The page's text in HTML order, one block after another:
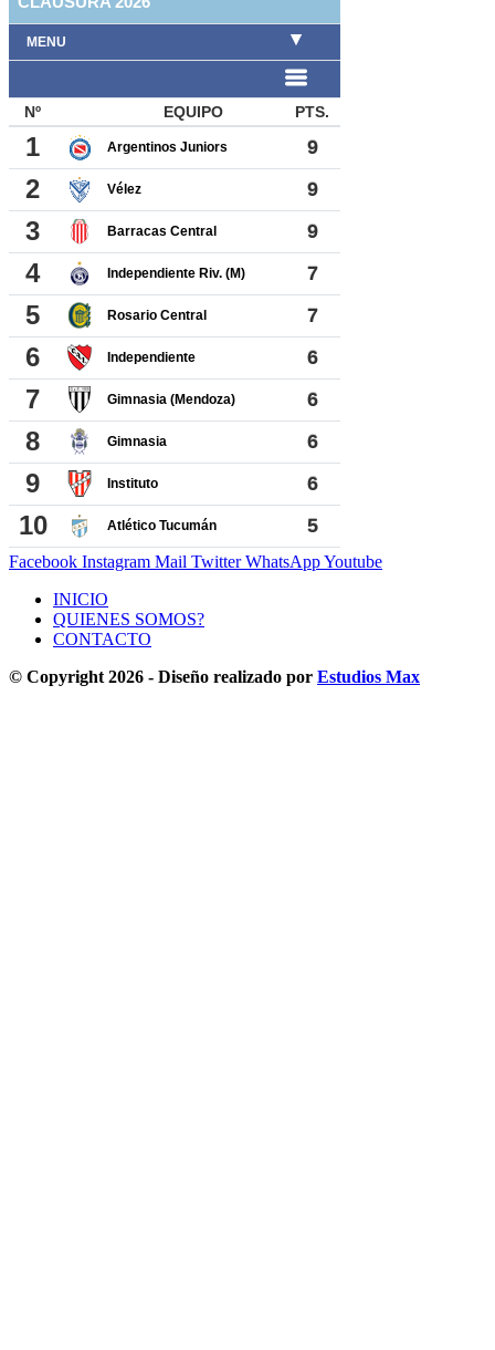
Facebook Instagram Mail Twitter WhatsAppYoutube
INICIO
QUIENES SOMOS?
CONTACTO
© Copyright 2026 - Diseño realizado por Estudios Max